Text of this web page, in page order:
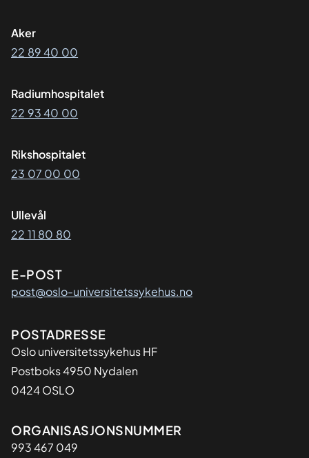
Aker
22 89 40 00
Radiumhospitalet
22 93 40 00
Rikshospitalet
23 07 00 00
Ullevål
22 11 80 80
E-POST
post@oslo-universitetssykehus.no
Adresse
POSTADRESSE
Oslo universitetssykehus HF
Postboks 4950 Nydalen
0424 OSLO
Organisasjon
ORGANISASJONSNUMMER
993 467 049